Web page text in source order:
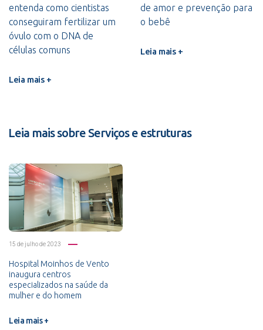
entenda como cientistas
conseguiram fertilizar um
óvulo com o DNA de
células comuns
Leia mais +
de amor e prevenção para
o bebê
Leia mais +
Leia mais sobre Serviços e estruturas
15 de julho de 2023
Hospital Moinhos de Vento
inaugura centros
especializados na saúde da
mulher e do homem
Leia mais +